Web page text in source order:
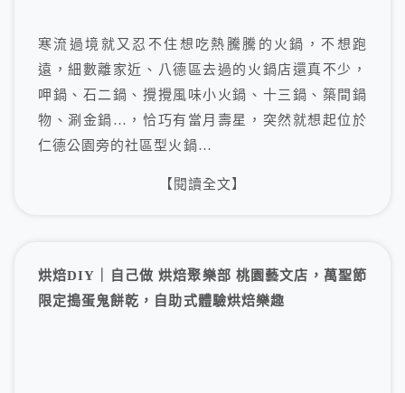
寒流過境就又忍不住想吃熱騰騰的火鍋，不想跑
遠，細數離家近、八德區去過的火鍋店還真不少，
呷鍋、石二鍋、攪攪風味小火鍋、十三鍋、築間鍋
物、涮金鍋…，恰巧有當月壽星，突然就想起位於
仁德公園旁的社區型火鍋…
【閱讀全文】
烘焙DIY｜自己做 烘焙聚樂部 桃園藝文店，萬聖節
限定搗蛋鬼餅乾，自助式體驗烘焙樂趣